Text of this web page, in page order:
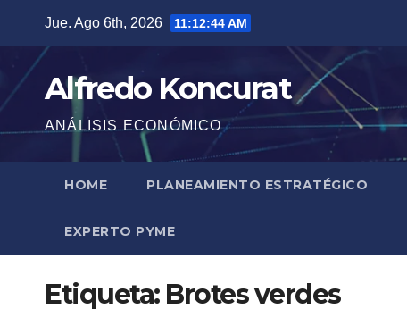
contenido
Jue. Ago 6th, 2026 11:12:45 AM
Alfredo Koncurat
ANÁLISIS ECONÓMICO
HOME PLANEAMIENTO ESTRATÉGICO
EXPERTO PYME
Etiqueta: Brotes verdes